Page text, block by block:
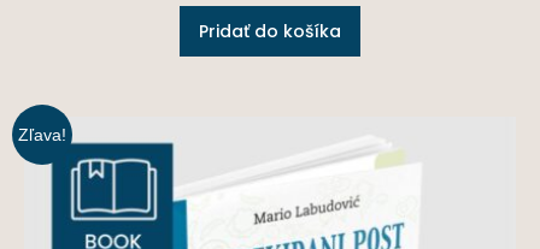
Pridať do košíka
Zľava!